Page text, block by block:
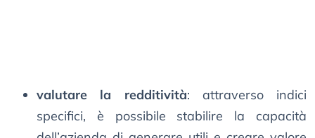
valutare la redditività: attraverso indici
specifici, è possibile stabilire la capacità